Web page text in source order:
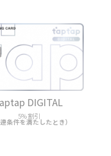
DIGITAL
5% 割引
連条件を満たしたとき）